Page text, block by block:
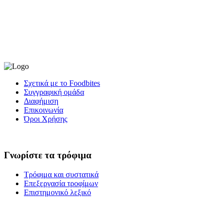
Σχετικά με το Foodbites
Συγγραφική ομάδα
Διαφήμιση
Επικοινωνία
Όροι Χρήσης
Γνωρίστε τα τρόφιμα
Τρόφιμα και συστατικά
Επεξεργασία τροφίμων
Επιστημονικό λεξικό